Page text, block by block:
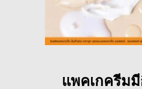
แพคเกครีม